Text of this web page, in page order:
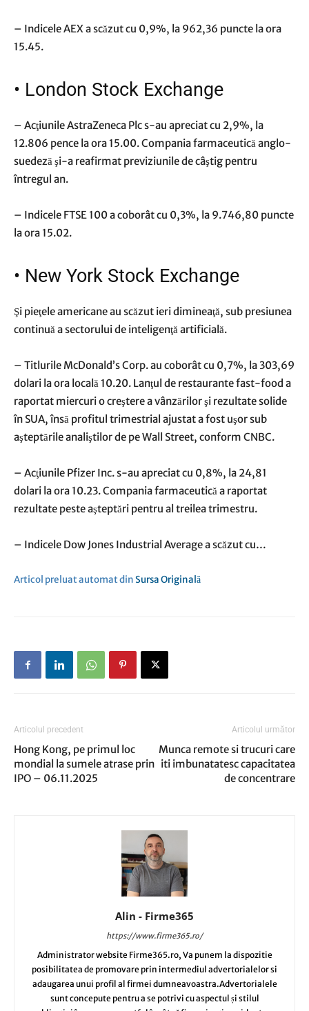
– Indicele AEX a scăzut cu 0,9%, la 962,36 puncte la ora
15.45.
• London Stock Exchange
– Acţiunile AstraZeneca Plc s-au apreciat cu 2,9%, la
12.806 pence la ora 15.00. Compania farmaceutică anglo-
suedeză şi-a reafirmat previziunile de câştig pentru
întregul an.
– Indicele FTSE 100 a coborât cu 0,3%, la 9.746,80 puncte
la ora 15.02.
• New York Stock Exchange
Şi pieţele americane au scăzut ieri dimineaţă, sub presiunea
continuă a sectorului de inteligenţă artificială.
– Titlurile McDonald’s Corp. au coborât cu 0,7%, la 303,69
dolari la ora locală 10.20. Lanţul de restaurante fast-food a
raportat miercuri o creştere a vânzărilor şi rezultate solide
în SUA, însă profitul trimestrial ajustat a fost uşor sub
aşteptările analiştilor de pe Wall Street, conform CNBC.
– Acţiunile Pfizer Inc. s-au apreciat cu 0,8%, la 24,81
dolari la ora 10.23. Compania farmaceutică a raportat
rezultate peste aşteptări pentru al treilea trimestru.
– Indicele Dow Jones Industrial Average a scăzut cu…
Articol preluat automat dinSursa Originală
Articolul precedent
Hong Kong, pe primul loc
mondial la sumele atrase prin
IPO – 06.11.2025
Articolul următor
Munca remote si trucuri care
iti imbunatatesc capacitatea
de concentrare
Alin - Firme365
https://www.firme365.ro/
Administrator website Firme365.ro, Va punem la dispozitie
posibilitatea de promovare prin intermediul advertorialelor si
adaugarea unui profil al firmei dumneavoastra.Advertorialele
sunt concepute pentru a se potrivi cu aspectul și stilul